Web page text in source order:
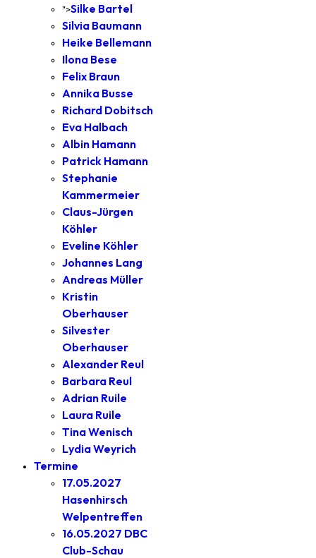
">Silke Bartel
Silvia Baumann
Heike Bellemann
Ilona Bese
Felix Braun
Annika Busse
Richard Dobitsch
Eva Halbach
Albin Hamann
Patrick Hamann
Stephanie
Kammermeier
Claus-Jürgen
Köhler
Eveline Köhler
Johannes Lang
Andreas Müller
Kristin
Oberhauser
Silvester
Oberhauser
Alexander Reul
Barbara Reul
Adrian Ruile
Laura Ruile
Tina Wenisch
Lydia Weyrich
Termine
17.05.2027
Hasenhirsch
Welpentreffen
16.05.2027 DBC
Club-Schau